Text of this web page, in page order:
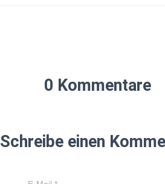
0 Kommentare
Schreibe einen